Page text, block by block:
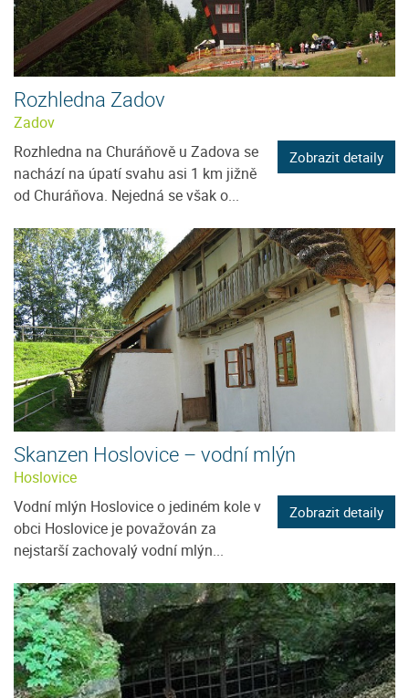
Rozhledna Zadov
Zadov
Rozhledna na Churáňově u Zadova se
nachází na úpatí svahu asi 1 km jižně
od Churáňova. Nejedná se však o...
Zobrazit detaily
Skanzen Hoslovice – vodní mlýn
Hoslovice
Vodní mlýn Hoslovice o jediném kole v
obci Hoslovice je považován za
nejstarší zachovalý vodní mlýn...
Zobrazit detaily